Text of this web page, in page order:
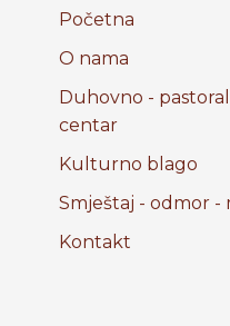
Početna
O nama
Duhovno -
centar
Kulturno blago
Smještaj - odmor -
Kontakt